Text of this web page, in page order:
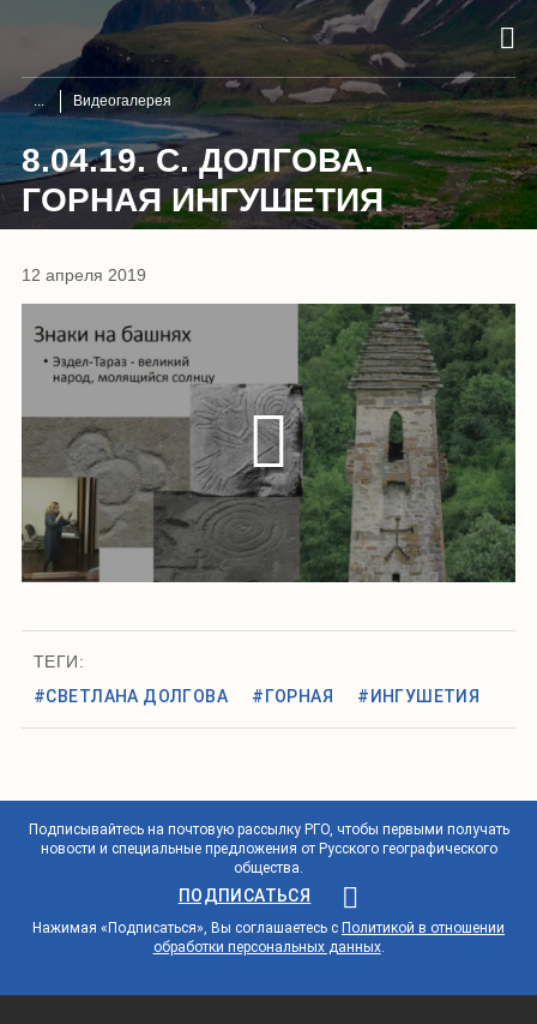
Видеогалерея
8.04.19. С. ДОЛГОВА.
ГОРНАЯ ИНГУШЕТИЯ
12 апреля 2019
ТЕГИ:
#СВЕТЛАНА ДОЛГОВА
#ГОРНАЯ #ИНГУШЕТИЯ
Подписывайтесь на почтовую рассылку РГО, чтобы первыми получать
новости и специальные предложения от Русского географического
общества.
ПОДПИСАТЬСЯ
Нажимая «Подписаться», Вы соглашаетесь с Политикой в отношении
обработки персональных данных.